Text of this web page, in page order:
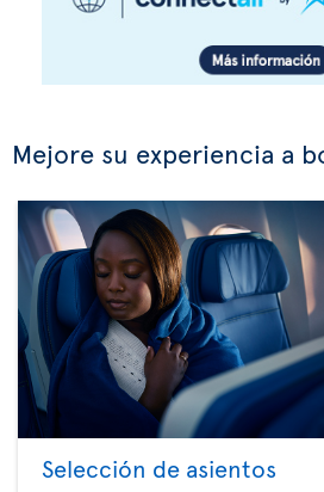
Mejore su experiencia a
Selección de asientos